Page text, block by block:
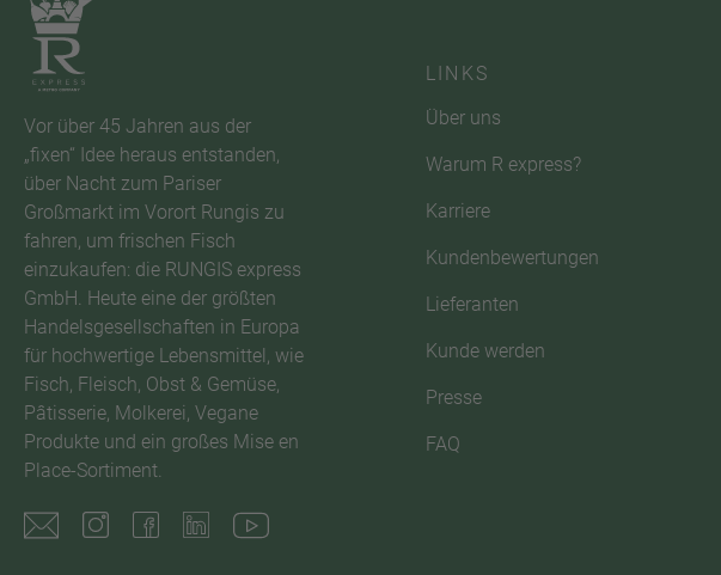
Vor über 45 Jahren aus der
„fixen“ Idee heraus entstanden,
über Nacht zum Pariser
Großmarkt im Vorort Rungis zu
fahren, um frischen Fisch
einzukaufen: die RUNGIS express
GmbH. Heute eine der größten
Handelsgesellschaften in Europa
für hochwertige Lebensmittel, wie
Fisch, Fleisch, Obst & Gemüse,
Pâtisserie, Molkerei, Vegane
Produkte und ein großes Mise en
Place-Sortiment.
LINKS
Über uns
Warum R express?
Karriere
Kundenbewertungen
Lieferanten
Kunde werden
Presse
FAQ